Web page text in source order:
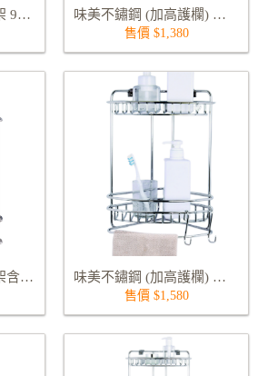
味美不鏽鋼雙層牆角架 9237S 味美不鏽鋼 (加高護欄) 雙層牆角架 9237RS
售價 $1,380
味美不鏽鋼雙層牆角架含底座 9239S 味美不鏽鋼 (加高護欄) 雙層牆角架含底座 不含雙勾 9239RS
售價 $1,580